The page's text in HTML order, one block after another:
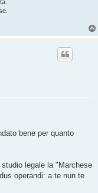
bene per quanto
legale la "Marchese
operandi: a te nun te